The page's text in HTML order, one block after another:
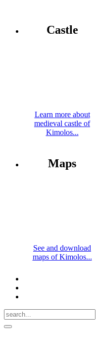
Castle
Learn more about
medieval castle of
Kimolos...
Maps
See and download
maps of Kimolos...